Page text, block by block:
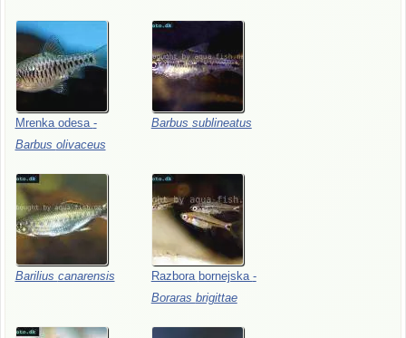
Mrenka odesa -
Barbus olivaceus
Barbus sublineatus
Barilius canarensis Razbora bornejska -
Boraras brigittae